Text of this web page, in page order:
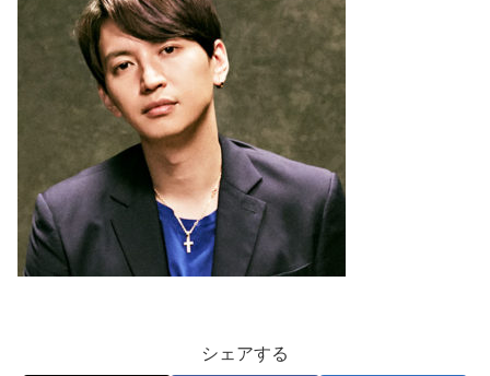
シェアする